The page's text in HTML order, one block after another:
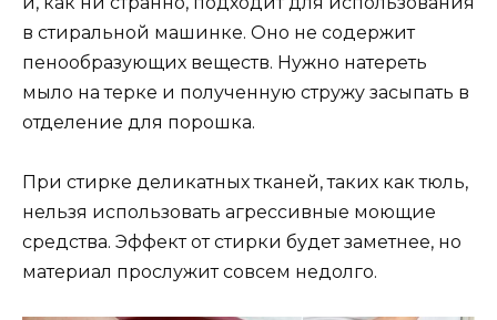
в стиральной машинке. Оно не содержит
пенообразующих веществ. Нужно натереть
мыло на терке и полученную стружу засыпать в
отделение для порошка.
При стирке деликатных тканей, таких как тюль,
нельзя использовать агрессивные моющие
средства. Эффект от стирки будет заметнее, но
материал прослужит совсем недолго.